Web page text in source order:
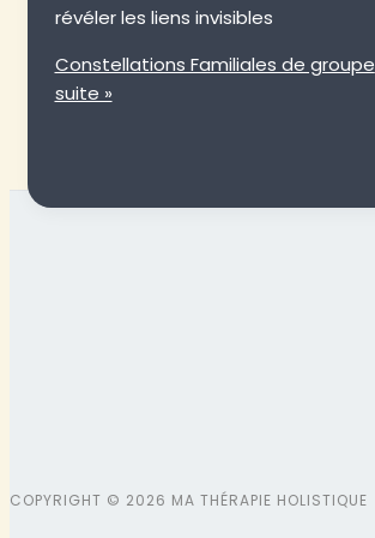
révéler les liens invisibles
Constellations Familiales de groupe
suite »
COPYRIGHT © 2026 MA THÉRAPIE HOLISTIQUE